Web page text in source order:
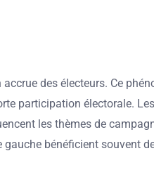
des électeurs. Ce
participation électorale.
les thèmes de
bénéficient souvent